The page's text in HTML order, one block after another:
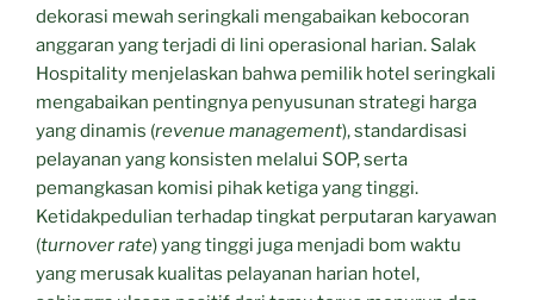
dekorasi mewah seringkali mengabaikan kebocoran
anggaran yang terjadi di lini operasional harian. Salak
Hospitality menjelaskan bahwa pemilik hotel seringkali
mengabaikan pentingnya penyusunan strategi harga
yang dinamis (revenue management), standardisasi
pelayanan yang konsisten melalui SOP, serta
pemangkasan komisi pihak ketiga yang tinggi.
Ketidakpedulian terhadap tingkat perputaran karyawan
(turnover rate) yang tinggi juga menjadi bom waktu
yang merusak kualitas pelayanan harian hotel,